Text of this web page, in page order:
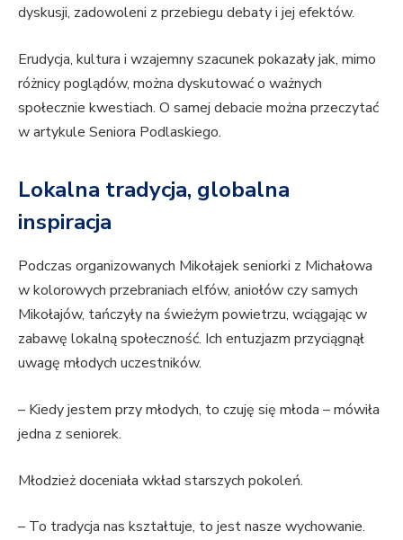
dyskusji, zadowoleni z przebiegu debaty i jej efektów.
Erudycja, kultura i wzajemny szacunek pokazały jak, mimo
różnicy poglądów, można dyskutować o ważnych
społecznie kwestiach. O samej debacie można przeczytać
w artykule Seniora Podlaskiego.
Lokalna tradycja, globalna
inspiracja
Podczas organizowanych Mikołajek seniorki z Michałowa
w kolorowych przebraniach elfów, aniołów czy samych
Mikołajów, tańczyły na świeżym powietrzu, wciągając w
zabawę lokalną społeczność. Ich entuzjazm przyciągnął
uwagę młodych uczestników.
– Kiedy jestem przy młodych, to czuję się młoda – mówiła
jedna z seniorek.
Młodzież doceniała wkład starszych pokoleń.
– To tradycja nas kształtuje, to jest nasze wychowanie.